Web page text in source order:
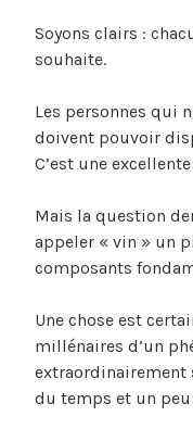
Soyons clairs :
souhaite.
Les personnes qui
doivent pouvoir
C’est une
Mais la question
appeler « vin » un
composants
Une chose est
millénaires d’un
extraordinairement
du temps et un peu